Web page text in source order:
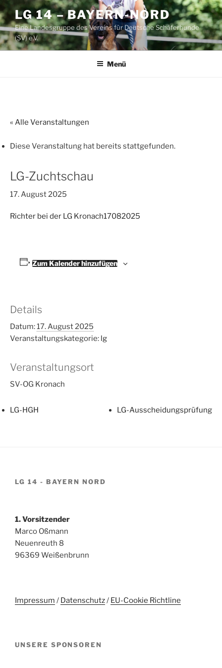
Zum
Inhalt
springen
LG 14 – BAYERN-NORD
Eine Landesgruppe des Vereins für Deutsche Schäferhunde
(SV) e.V.
Menü
« Alle Veranstaltungen
Diese Veranstaltung hat bereits stattgefunden.
LG-Zuchtschau
17. August 2025
Richter bei der LG Kronach17082025
Zum Kalender hinzufügen
Details
Datum:17. August 2025
Veranstaltungskategorie: lg
Veranstaltungsort
SV-OG Kronach
LG-HGH LG-Ausscheidungsprüfung
LG 14 - BAYERN NORD
1. Vorsitzender
Marco Oßmann
Neuenreuth 8
96369 Weißenbrunn
Impressum / Datenschutz/ EU-Cookie Richtline
UNSERE SPONSOREN